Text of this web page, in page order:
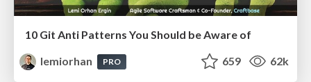
10 Git Anti Patterns You Should be Aware of
lemiorhan
PRO 659 62k